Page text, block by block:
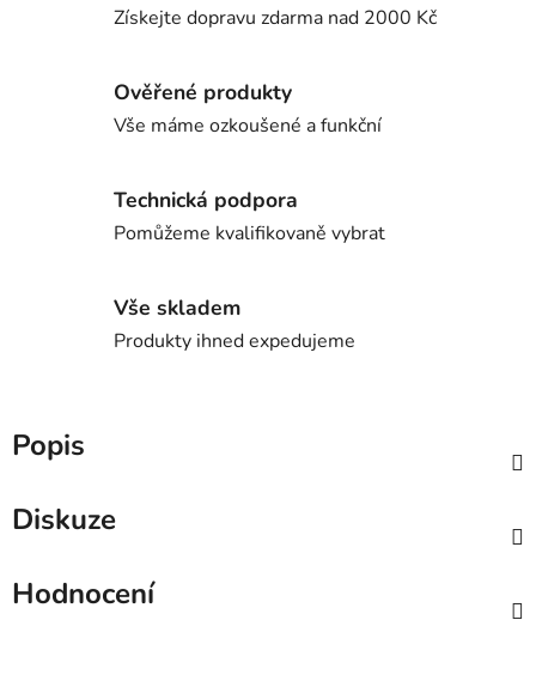
Získejte dopravu zdarma nad 2000 Kč
Ověřené produkty
Vše máme ozkoušené a funkční
Technická podpora
Pomůžeme kvalifikovaně vybrat
Vše skladem
Produkty ihned expedujeme
Popis
Diskuze
Hodnocení